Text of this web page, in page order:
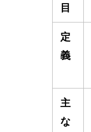
目
定
義
主
な